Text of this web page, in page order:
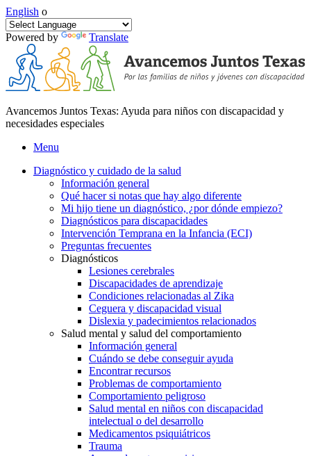
English o
Powered by Translate
Avancemos Juntos Texas: Ayuda para niños con discapacidad y
necesidades especiales
Menu
Diagnóstico y cuidado de la salud
Información general
Qué hacer si notas que hay algo diferente
Mi hijo tiene un diagnóstico, ¿por dónde empiezo?
Diagnósticos para discapacidades
Intervención Temprana en la Infancia (ECI)
Preguntas frecuentes
Diagnósticos
Lesiones cerebrales
Discapacidades de aprendizaje
Condiciones relacionadas al Zika
Ceguera y discapacidad visual
Dislexia y padecimientos relacionados
Salud mental y salud del comportamiento
Información general
Cuándo se debe conseguir ayuda
Encontrar recursos
Problemas de comportamiento
Comportamiento peligroso
Salud mental en niños con discapacidad
intelectual o del desarrollo
Medicamentos psiquiátricos
Trauma